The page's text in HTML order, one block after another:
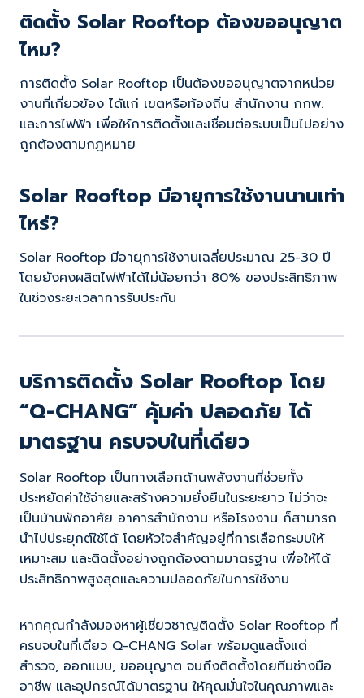
ติดตั้ง Solar Rooftop ต้องขออนุญาต
ไหม?
การติดตั้ง Solar Rooftop เป็นต้องขออนุญาตจากหน่วย
งานที่เกี่ยวข้อง ได้แก่ เขตหรือท้องถิ่น สำนักงาน กกพ.
และการไฟฟ้า เพื่อให้การติดตั้งและเชื่อมต่อระบบเป็นไปอย่าง
ถูกต้องตามกฎหมาย
Solar Rooftop มีอายุการใช้งานนานเท่า
ไหร่?
Solar Rooftop มีอายุการใช้งานเฉลี่ยประมาณ 25-30 ปี
โดยยังคงผลิตไฟฟ้าได้ไม่น้อยกว่า 80% ของประสิทธิภาพ
ในช่วงระยะเวลาการรับประกัน
บริการติดตั้ง Solar Rooftop โดย
“Q-CHANG” คุ้มค่า ปลอดภัย ได้
มาตรฐาน ครบจบในที่เดียว
Solar Rooftop เป็นทางเลือกด้านพลังงานที่ช่วยทั้ง
ประหยัดค่าใช้จ่ายและสร้างความยั่งยืนในระยะยาว ไม่ว่าจะ
เป็นบ้านพักอาศัย อาคารสำนักงาน หรือโรงงาน ก็สามารถ
นำไปประยุกต์ใช้ได้ โดยหัวใจสำคัญอยู่ที่การเลือกระบบให้
เหมาะสม และติดตั้งอย่างถูกต้องตามมาตรฐาน เพื่อให้ได้
ประสิทธิภาพสูงสุดและความปลอดภัยในการใช้งาน
หากคุณกำลังมองหาผู้เชี่ยวชาญติดตั้ง Solar Rooftop ที่
ครบจบในที่เดียว Q-CHANG Solar พร้อมดูแลตั้งแต่
สำรวจ, ออกแบบ, ขออนุญาต จนถึงติดตั้งโดยทีมช่างมือ
อาชีพ และอุปกรณ์ได้มาตรฐาน ให้คุณมั่นใจในคุณภาพและ